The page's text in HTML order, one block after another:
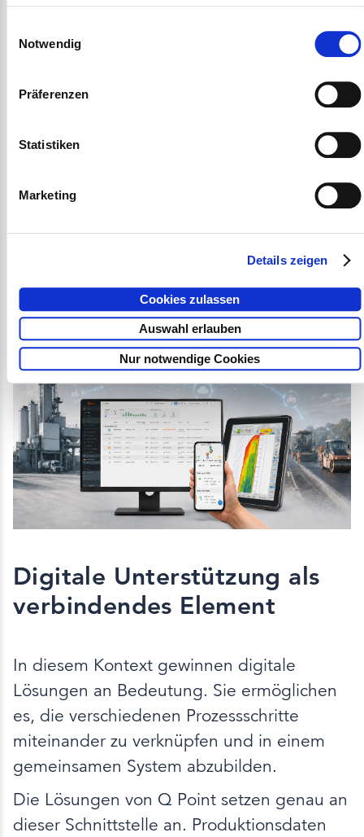
Notwendig
Präferenzen
Statistiken
Marketing
Details zeigen
Cookies zulassen
Auswahl erlauben
Nur notwendige Cookies
Dabei geht es nicht nur um die Einhaltung
die Stabilität von Bauabläufen. Je enger die
die Fähigkeit, Abläufe zuverlässig zu planen
Unternehmen, die diese Anforderungen
frühzeitig berücksichtigen, schaffen die
Grundlage für eine kontrollierte Umsetzung
temperaturabgesenkter Bauweisen und
reduzieren gleichzeitig operative
Unsicherheiten.
Digitale Unterstützung als
verbindendes Element
In diesem Kontext gewinnen digitale
Lösungen an Bedeutung. Sie ermöglichen
es, die verschiedenen Prozessschritte
miteinander zu verknüpfen und in einem
gemeinsamen System abzubilden.
Die Lösungen von Q Point setzen genau an
dieser Schnittstelle an. Produktionsdaten